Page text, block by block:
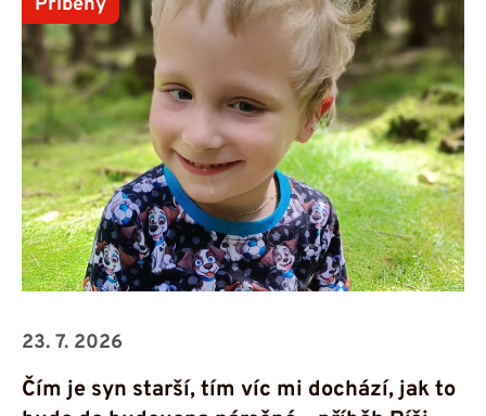
23. 7. 2026
Čím je syn starší, tím víc mi dochází, jak to